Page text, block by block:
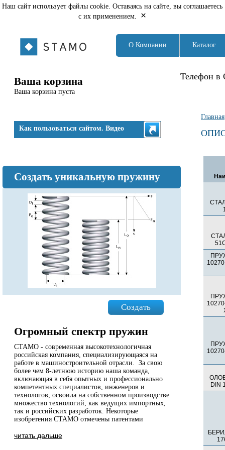
Наш сайт использует файлы cookie. Оставаясь на сайте, вы соглашаетесь
с их применением.
×
О Компании Каталог
Телефон в
Ваша корзина
Ваша корзина пуста
Как пользоваться сайтом. Видео
Создать уникальную пружину
Создать
Огромный спектр пружин
СТАМО - современная высокотехнологичная
российская компания, специализирующаяся на
работе в машиностроительной отрасли. За свою
более чем 8-летнюю историю наша команда,
включающая в себя опытных и профессионально
компетентных специалистов, инженеров и
технологов, освоила на собственном производстве
множество технологий, как ведущих импортных,
так и российских разработок. Некоторые
изобретения СТАМО отмечены патентами
читать дальше
Вы
Главная
DIN